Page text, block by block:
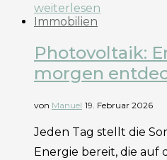
weiterlesen
Immobilien
Photovoltaik:
morgen
von Manuel 19. Februar 2026
Jeden Tag stellt die
Energie bereit, die auf